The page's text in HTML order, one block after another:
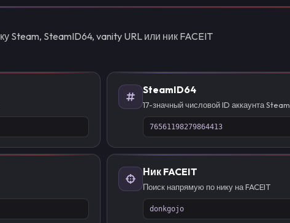
Steam, SteamID64, vanity URL или ник FACEIT
SteamID64
17-значный числовой ID аккаунта Steam
76561198279864413
Ник FACEIT
Поиск напрямую по нику на FACEIT
donkgojo